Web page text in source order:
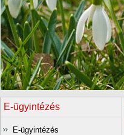
E-ügyintézés
E-ügyintézés